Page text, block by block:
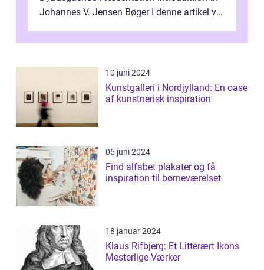
Johannes V. Jensen Bøger I denne artikel vil
10 juni 2024
Kunstgalleri i Nordjylland: En oase
af kunstnerisk inspiration
05 juni 2024
Find alfabet plakater og få
inspiration til børneværelset
18 januar 2024
Klaus Rifbjerg: Et Litterært Ikons
Mesterlige Værker